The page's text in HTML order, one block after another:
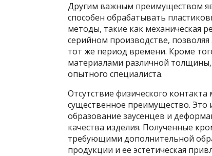
Другим важным преимуществом
способен обрабатывать
методы, такие как механическая
серийном производстве,
тот же период времени. Кроме
материалами различной
опытного специалиста.
Отсутствие физического
существенное преимущество. Это
образование заусенцев и
качества изделия. Полученные
требующими дополнительной
продукции и ее эстетическая